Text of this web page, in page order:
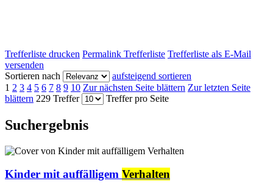
Trefferliste drucken Permalink Trefferliste Trefferliste als E-Mail
versenden
Sortieren nach
aufsteigend sortieren
1 2 3 4 5 6 7 8 9 10 Zur nächsten Seite blättern Zur letzten Seite
blättern 229 Treffer Treffer pro Seite
Suchergebnis
Kinder mit auffälligem Verhalten